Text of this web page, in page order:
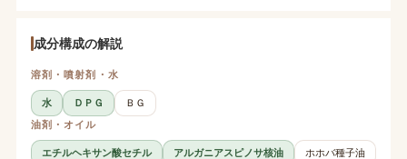
成分構成の解説
溶剤・噴射剤・水
水 ＤＰＧ
ＢＧ
油剤・オイル
エチルヘキサン酸セチル アルガニアスピノサ核油 ホホバ種子油